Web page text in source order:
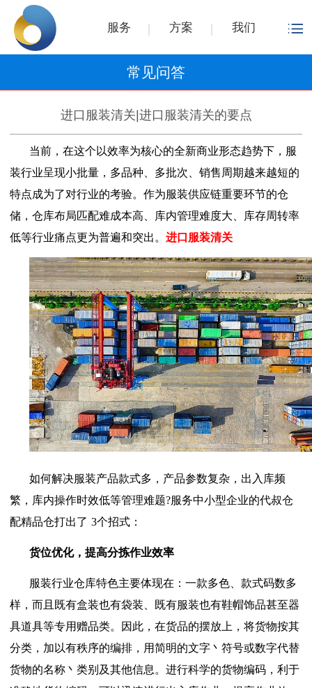
服务 方案 我们
常见问答
进口服装清关|进口服装清关的要点
当前，在这个以效率为核心的全新商业形态趋势下，服
装行业呈现小批量，多品种、多批次、销售周期越来越短的
特点成为了对行业的考验。作为服装供应链重要环节的仓
储，仓库布局匹配难成本高、库内管理难度大、库存周转率
低等行业痛点更为普遍和突出。 进口服装清关
如何解决服装产品款式多，产品参数复杂，出入库频
繁，库内操作时效低等管理难题?服务中小型企业的代叔仓
配精品仓打出了 3个招式：
货位优化，提高分拣作业效率
服装行业仓库特色主要体现在：一款多色、款式码数多
样，而且既有盒装也有袋装、既有服装也有鞋帽饰品甚至器
具道具等专用赠品类。因此，在货品的摆放上，将货物按其
分类，加以有秩序的编排，用简明的文字丶符号或数字代替
货物的名称丶类别及其他信息。进行科学的货物编码，利于